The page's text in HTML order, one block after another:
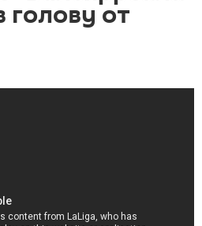
голову от